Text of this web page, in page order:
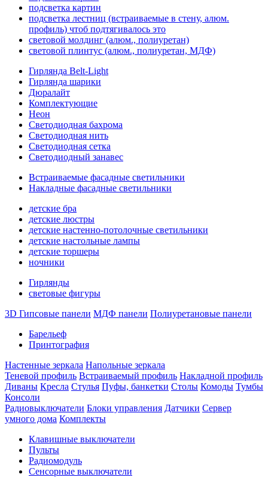
подсветка картин
подсветка лестниц (встраиваемые в стену, алюм.
профиль) чтоб подтягивалось это
световой молдинг (алюм., полиуретан)
световой плинтус (алюм., полиуретан, МДФ)
Гирлянда Belt-Light
Гирлянда шарики
Дюралайт
Комплектующие
Неон
Светодиодная бахрома
Светодиодная нить
Светодиодная сетка
Светодиодный занавес
Встраиваемые фасадные светильники
Накладные фасадные светильники
детские бра
детские люстры
детские настенно-потолочные светильники
детские настольные лампы
детские торшеры
ночники
Гирлянды
световые фигуры
3D Гипсовые панели МДФ панели Полиуретановые панели
Барельеф
Принтография
Настенные зеркала Напольные зеркала
Теневой профиль Встраиваемый профиль Накладной профиль
Диваны Кресла Стулья Пуфы, банкетки Столы Комоды Тумбы
Консоли
Радиовыключатели Блоки управления Датчики Сервер
умного дома Комплекты
Клавишные выключатели
Пульты
Радиомодуль
Сенсорные выключатели